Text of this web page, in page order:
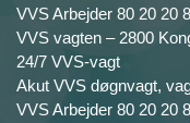
VVS Arbejder 80 20 20
VVS vagten – 2800
24/7 VVS-vagt
Akut VVS døgnvagt,
VVS Arbejder 80 20 20